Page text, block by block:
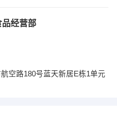
经营部
空路180号蓝天新居E栋1单元